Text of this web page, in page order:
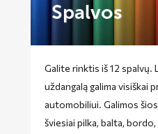
Spalvos
Galite rinktis iš 12
uždangalą galima visiškai
automobiliui. Galimos
šviesiai pilka, balta,